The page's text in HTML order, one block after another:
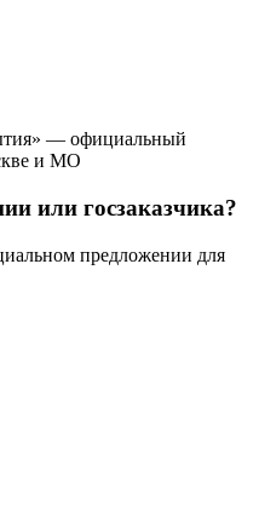
— официальный
и МО
или госзаказчика?
предложении для